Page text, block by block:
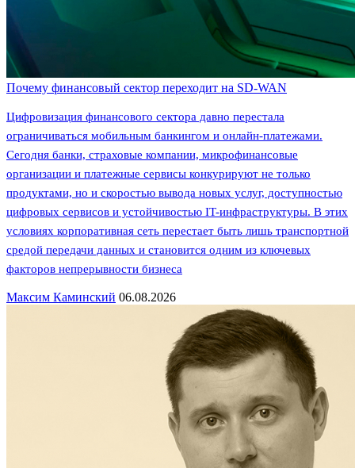
Почему финансовый сектор переходит на SD-WAN
Цифровизация финансового сектора давно перестала
ограничиваться мобильным банкингом и онлайн-платежами.
Сегодня банки, страховые компании, микрофинансовые
организации и платежные сервисы конкурируют не только
продуктами, но и скоростью вывода новых услуг, доступностью
цифровых сервисов и устойчивостью IT-инфраструктуры. В этих
условиях корпоративная сеть перестает быть лишь транспортной
средой передачи данных и становится одним из ключевых
факторов непрерывности бизнеса
Максим Каминский 06.08.2026